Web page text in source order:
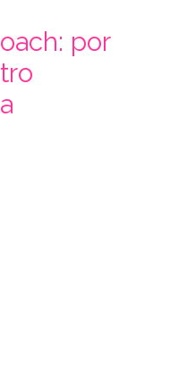
por